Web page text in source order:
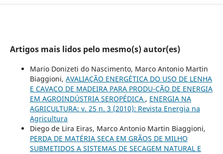
Artigos mais lidos pelo mesmo(s) autor(es)
Mario Donizeti do Nascimento, Marco Antonio Martin
Biaggioni, AVALIAÇÃO ENERGÉTICA DO USO DE LENHA
E CAVACO DE MADEIRA PARA PRODU-ÇÃO DE ENERGIA
EM AGROINDÚSTRIA SEROPÉDICA , ENERGIA NA
AGRICULTURA: v. 25 n. 3 (2010): Revista Energia na
Agricultura
Diego de Lira Eiras, Marco Antonio Martin Biaggioni,
PERDA DE MATÉRIA SECA EM GRÃOS DE MILHO
SUBMETIDOS A SISTEMAS DE SECAGEM NATURAL E